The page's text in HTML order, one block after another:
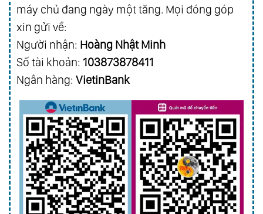
máy chủ đang ngày một tăng. Mọi đóng góp
xin gửi về:
Người nhận: Hoàng Nhật Minh
Số tài khoản: 103873878411
Ngân hàng: VietinBank